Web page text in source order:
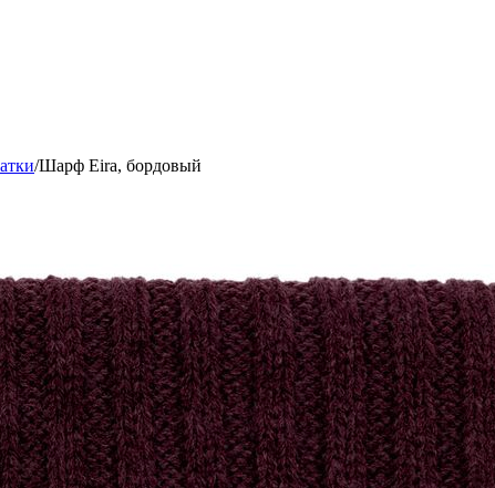
/Шарф Eira, бордовый